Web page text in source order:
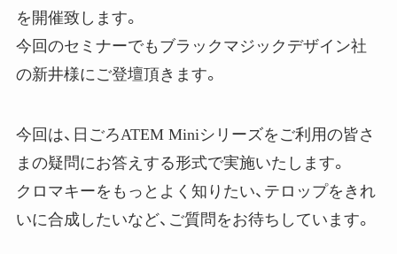
を開催致します。
今回のセミナーでもブラックマジックデザイン社
の新井様にご登壇頂きます。
今回は、日ごろATEM Miniシリーズをご利用の皆さ
まの疑問にお答えする形式で実施いたします。
クロマキーをもっとよく知りたい、テロップをきれ
いに合成したいなど、ご質問をお待ちしています。